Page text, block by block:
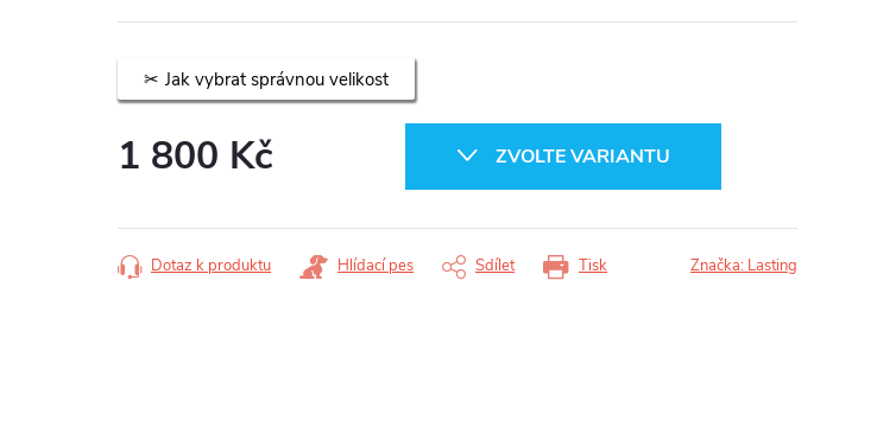
Jak vybrat správnou velikost
1 800 Kč ZVOLTE VARIANTU
Tisk
Dotaz k produktu Hlídací pes Sdílet Značka: Lasting